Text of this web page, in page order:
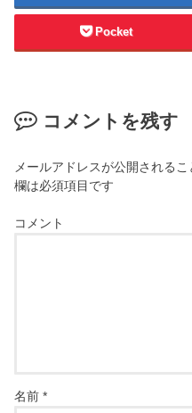
Pocket
コメントを残す
メールアドレスが公開されるこ
欄は必須項目です
コメント
名前*